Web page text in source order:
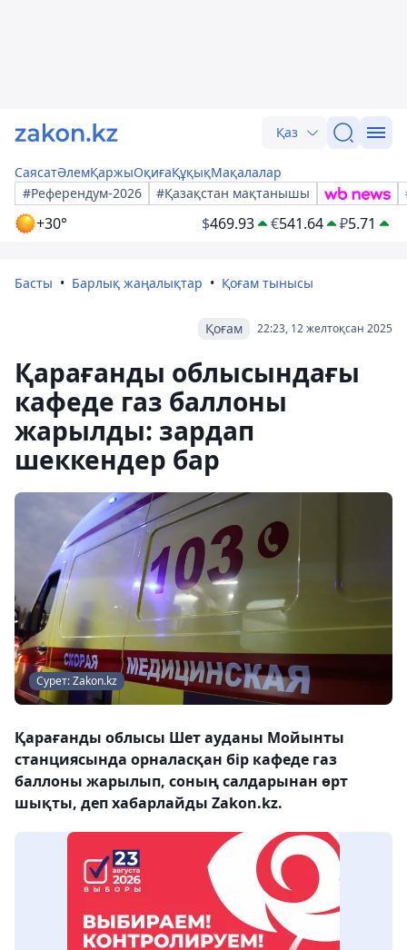
Қаз
СаясатӘлемҚаржыОқиғаҚұқықМақалалар
#Референдум-2026
#Қазақстан мақтанышы
+30° $469.93 €541.64 ₽5.71
Басты Барлық жаңалықтар Қоғам тынысы
22:23, 12 желтоқсан 2025
Қоғам
Қарағанды облысындағы
кафеде газ баллоны
жарылды: зардап
шеккендер бар
Сурет: Zakon.kz
Қарағанды облысы Шет ауданы Мойынты
станциясында орналасқан бір кафеде газ
баллоны жарылып, соның салдарынан өрт
шықты, деп хабарлайды Zakon.kz.